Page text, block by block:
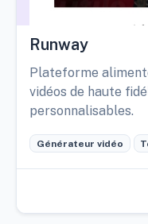
Runway
Plateforme
vidéos de haute
personnalisables.
Générateur vidéo